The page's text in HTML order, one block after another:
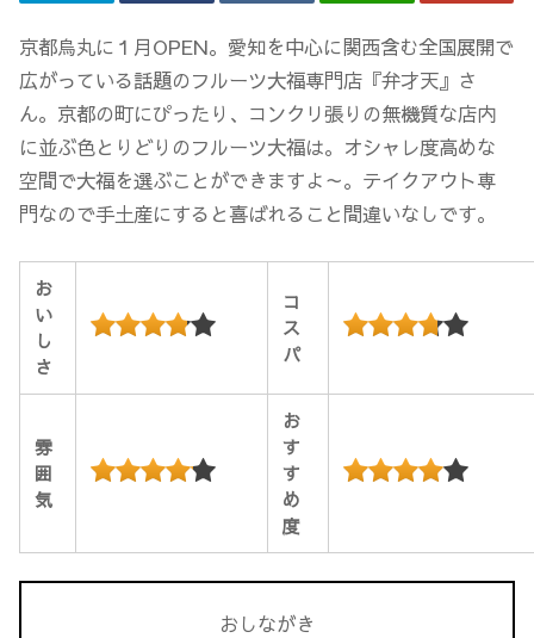
京都烏丸に１月OPEN。愛知を中心に関西含む全国展開で
広がっている話題のフルーツ大福専門店『弁才天』さ
ん。京都の町にぴったり、コンクリ張りの無機質な店内
に並ぶ色とりどりのフルーツ大福は。オシャレ度高めな
空間で大福を選ぶことができますよ～。テイクアウト専
門なので手土産にすると喜ばれること間違いなしです。
お
い
し
さ
コ
ス
パ
雰
囲
気
お
す
す
め
度
おしながき